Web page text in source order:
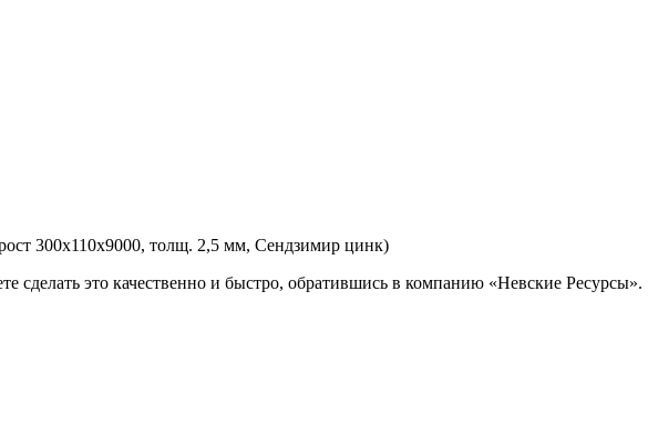
300х110х9000, толщ. 2,5 мм, Сендзимир цинк)
сделать это качественно и быстро, обратившись в компанию «Невские Ресурсы».